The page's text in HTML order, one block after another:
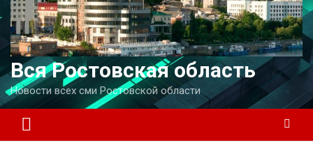
Вся Ростовская область
Новости всех сми Ростовской области